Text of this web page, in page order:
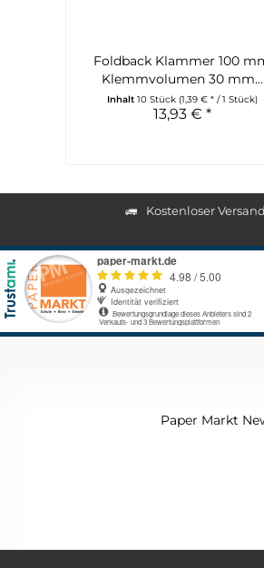
Foldback Klammer 100
Klemmvolumen 30 mm...
Inhalt 10 Stück (1,39 € * / 1 Stück)
13,93 € *
Kostenloser
Paper Markt